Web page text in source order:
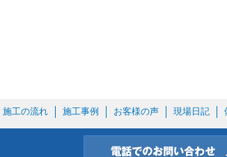
施工の流れ 施工事例 お客様の声 現場日記